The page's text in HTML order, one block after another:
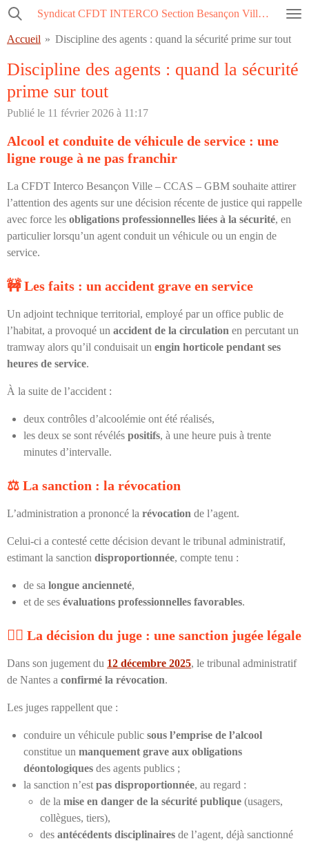
Passer
contenu
principal
Syndicat CFDT INTERCO Section Besançon Ville-CCAS-GBM
Accueil » Discipline des agents : quand la sécurité prime sur tout
Discipline des agents : quand la sécurité
prime sur tout
Publié le 11 février 2026 à 11:17
Alcool et conduite de véhicule de service : une
ligne rouge à ne pas franchir
La CFDT Interco Besançon Ville – CCAS – GBM souhaite attirer
l’attention des agents sur une décision récente de justice qui rappelle
avec force les obligations professionnelles liées à la sécurité, en
particulier lorsqu’un agent conduit un véhicule ou un engin de
service.
🚧Les faits : un accident grave en service
Un adjoint technique territorial, employé par un office public de
l’habitat, a provoqué un accident de la circulation en percutant un
tramway alors qu’il conduisait un engin horticole pendant ses
heures de service.
À la suite de l’accident :
deux contrôles d’alcoolémie ont été réalisés,
les deux se sont révélés positifs, à une heure puis à trente
minutes d’intervalle.
⚖ ️ La sanction : la révocation
L’administration a prononcé la révocation de l’agent.
Celui-ci a contesté cette décision devant le tribunal administratif,
estimant la sanction disproportionnée, compte tenu :
de sa longue ancienneté,
et de ses évaluations professionnelles favorables.
🧑 La décision du juge : une sanction jugée légale
Dans son jugement du 12 décembre 2025, le tribunal administratif
de Nantes a confirmé la révocation.
Les juges rappellent que :
conduire un véhicule public sous l’emprise de l’alcool
constitue un manquement grave aux obligations
déontologiques des agents publics ;
la sanction n’est pas disproportionnée, au regard :
de la mise en danger de la sécurité publique (usagers,
collègues, tiers),
des antécédents disciplinaires de l’agent, déjà sanctionné